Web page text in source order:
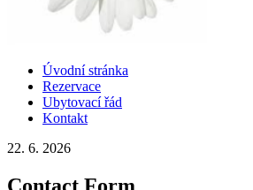
Přejít
obsahu
webu
Úvodní stránka
Rezervace
Ubytovací řád
Kontakt
22. 6. 2026